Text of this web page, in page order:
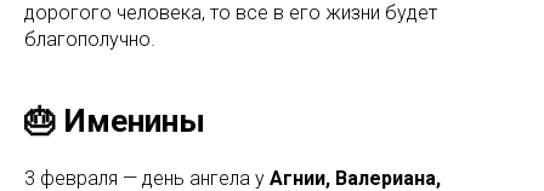
дорогого человека, то все в его жизни будет
благополучно.
🎂 Именины
3 февраля — день ангела у Агнии, Валериана,